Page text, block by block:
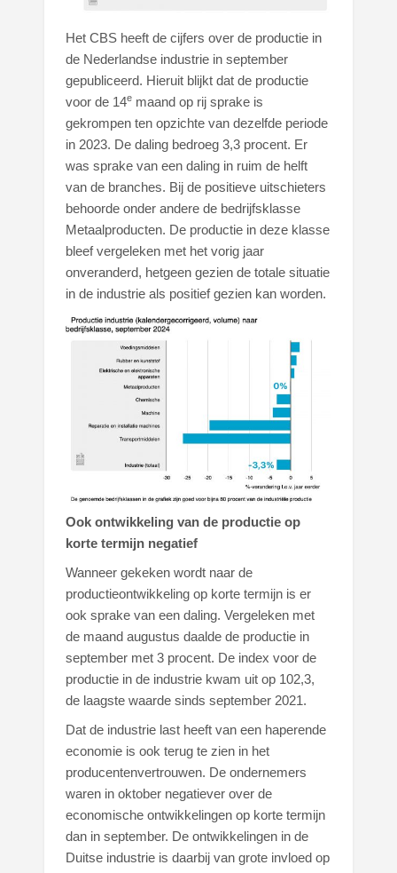
Het CBS heeft de cijfers over de productie in
de Nederlandse industrie in september
gepubliceerd. Hieruit blijkt dat de productie
voor de 14e maand op rij sprake is
gekrompen ten opzichte van dezelfde periode
in 2023. De daling bedroeg 3,3 procent. Er
was sprake van een daling in ruim de helft
van de branches. Bij de positieve uitschieters
behoorde onder andere de bedrijfsklasse
Metaalproducten. De productie in deze klasse
bleef vergeleken met het vorig jaar
onveranderd, hetgeen gezien de totale situatie
in de industrie als positief gezien kan worden.
Ook ontwikkeling van de productie op
korte termijn negatief
Wanneer gekeken wordt naar de
productieontwikkeling op korte termijn is er
ook sprake van een daling. Vergeleken met
de maand augustus daalde de productie in
september met 3 procent. De index voor de
productie in de industrie kwam uit op 102,3,
de laagste waarde sinds september 2021.
Dat de industrie last heeft van een haperende
economie is ook terug te zien in het
producentenvertrouwen. De ondernemers
waren in oktober negatiever over de
economische ontwikkelingen op korte termijn
dan in september. De ontwikkelingen in de
Duitse industrie is daarbij van grote invloed op